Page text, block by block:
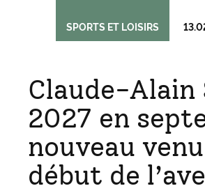
SPORTS ET LOISIRS
Claude-Alain
2027 en
nouveau
début de